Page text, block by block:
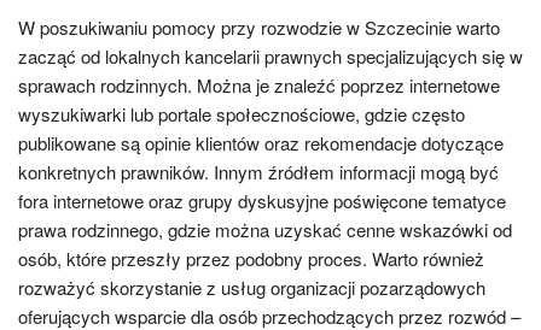
W poszukiwaniu pomocy przy rozwodzie w Szczecinie warto
zacząć od lokalnych kancelarii prawnych specjalizujących się w
sprawach rodzinnych. Można je znaleźć poprzez internetowe
wyszukiwarki lub portale społecznościowe, gdzie często
publikowane są opinie klientów oraz rekomendacje dotyczące
konkretnych prawników. Innym źródłem informacji mogą być
fora internetowe oraz grupy dyskusyjne poświęcone tematyce
prawa rodzinnego, gdzie można uzyskać cenne wskazówki od
osób, które przeszły przez podobny proces. Warto również
rozważyć skorzystanie z usług organizacji pozarządowych
oferujących wsparcie dla osób przechodzących przez rozwód –